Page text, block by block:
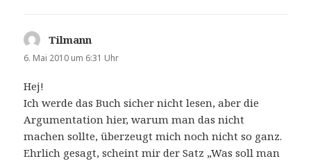
Tilmann
6. Mai 2010 um 6:31 Uhr
Hej!
Ich werde das Buch sicher nicht lesen, aber die
Argumentation hier, warum man das nicht
machen sollte, überzeugt mich noch nicht so ganz.
Ehrlich gesagt, scheint mir der Satz „Was soll man